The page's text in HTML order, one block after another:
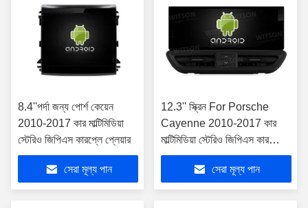
8.4''পর্দা জন্য পোর্শ কেয়েন
2010-2017 কার মাল্টিমিডিয়া
স্টেরিও জিপিএস কারপ্লে প্লেয়ার
সেরা মূল্য পান
12.3'' স্ক্রিন For Porsche
Cayenne 2010-2017 কার
মাল্টিমিডিয়া স্টেরিও জিপিএস কারপ্লে
প্লেয়ার
সেরা মূল্য পান